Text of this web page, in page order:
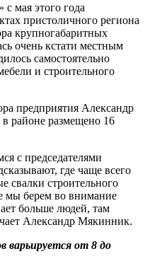
мая этого года
пристоличного региона
крупногабаритных
очень кстати местным
самостоятельно
и строительного
предприятия Александр
районе размещено 16
с председателями
где чаще всего
свалки строительного
мы берем во внимание
больше людей, там
Александр Мякинник.
варьируется от 8 до